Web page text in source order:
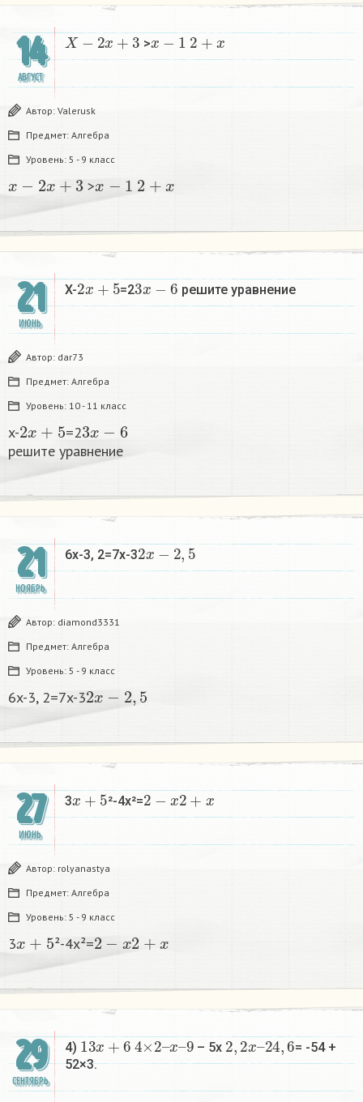
14
АВГУСТ
X−2 x+3
>
x−1 2+ x
Автор: Valerusk
Предмет: Алгебра
Уровень: 5 - 9 класс
>
2
21
ИЮНЬ
X-
2x+5
=2
3x−6
решите уравнение
Автор: dar73
Предмет: Алгебра
Уровень: 10 - 11 класс
x-
2
=2
3
решите уравнение
21
НОЯБРЬ
6x-3, 2=7x-3
2x−2,5
Автор: diamond3331
Предмет: Алгебра
Уровень: 5 - 9 класс
6x-3, 2=7x-3
2 5
27
ИЮНЬ
3
x+5
²-4x²=
2−x 2+ x
Автор: rolyanastya
Предмет: Алгебра
Уровень: 5 - 9 класс
3 ²-4x²=
2 2
29
СЕНТЯБРЬ
4)
13x+6 4×2–x–
9
– 5x
2,2x–24,6
= -54 +
52×3.​